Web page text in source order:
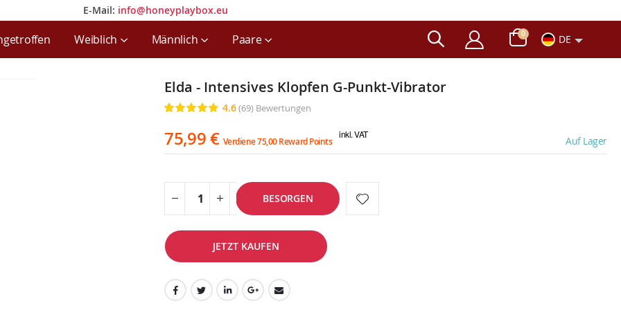
E-Mail: info@honeyplaybox.eu
Weiblich Männlich Paare Wagen
0Artikel DE
Elda - Intensives Klopfen G-Punkt-Vibrator
Bewertung: 4.6(69) Bewertungen
75,99 € Verdiene 75,00 Reward Points
inkl. VAT
Auf Lager
BESORGEN
JETZT KAUFEN